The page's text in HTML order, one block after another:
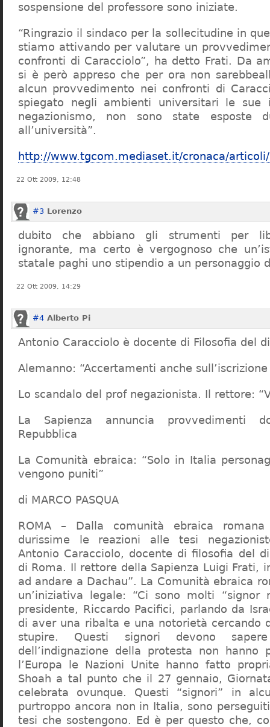
sospensione del professore sono iniziate.
“Ringrazio il sindaco per la sollecitudine in
stiamo attivando per valutare un
confronti di Caracciolo”, ha detto Frati. Da
si è però appreso che per ora non
alcun provvedimento nei confronti di
spiegato negli ambienti universitari le sue
negazionismo, non sono state esposte
all’università”.
http://www.tgcom.mediaset.it/cronaca/
22 Ott 2009, 12:48
#3 Lorenzo
dubito che abbiano gli strumenti per
ignorante, ma certo è vergognoso che
statale paghi uno stipendio a un personaggio
22 Ott 2009, 14:29
#4 Alberto Pi
Antonio Caracciolo è docente di Filosofia del
Alemanno: “Accertamenti anche
Lo scandalo del prof negazionista. Il rettore:
La Sapienza annuncia provvedimenti
Repubblica
La Comunità ebraica: “Solo in Italia
vengono puniti”
di MARCO PASQUA
ROMA – Dalla comunità ebraica
durissime le reazioni alle tesi
Antonio Caracciolo, docente di filosofia del
di Roma. Il rettore della Sapienza Luigi Frati,
ad andare a Dachau”. La Comunità ebraica
un’iniziativa legale: “Ci sono molti “signor
presidente, Riccardo Pacifici, parlando da
di aver una ribalta e una notorietà cercando
stupire. Questi signori devono
dell’indignazione della protesta non hanno
l’Europa le Nazioni Unite hanno fatto
Shoah a tal punto che il 27 gennaio,
celebrata ovunque. Questi “signori” in
purtroppo ancora non in Italia, sono
tesi che sostengono. Ed è per questo che,